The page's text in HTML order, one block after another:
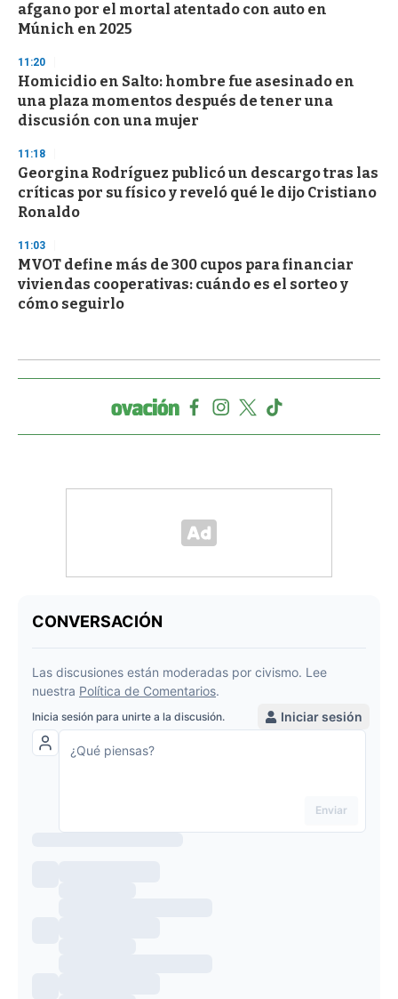
afgano por el mortal atentado con auto en
Múnich en 2025
11:20
Homicidio en Salto: hombre fue asesinado en
una plaza momentos después de tener una
discusión con una mujer
11:18
Georgina Rodríguez publicó un descargo tras las
críticas por su físico y reveló qué le dijo Cristiano
Ronaldo
11:03
MVOT define más de 300 cupos para financiar
viviendas cooperativas: cuándo es el sorteo y
cómo seguirlo